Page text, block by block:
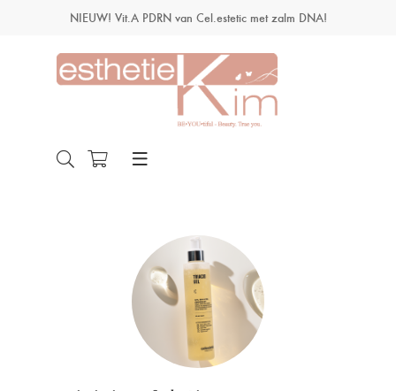
NIEUW! Vit.A PDRN van Cel.estetic met zalm DNA!